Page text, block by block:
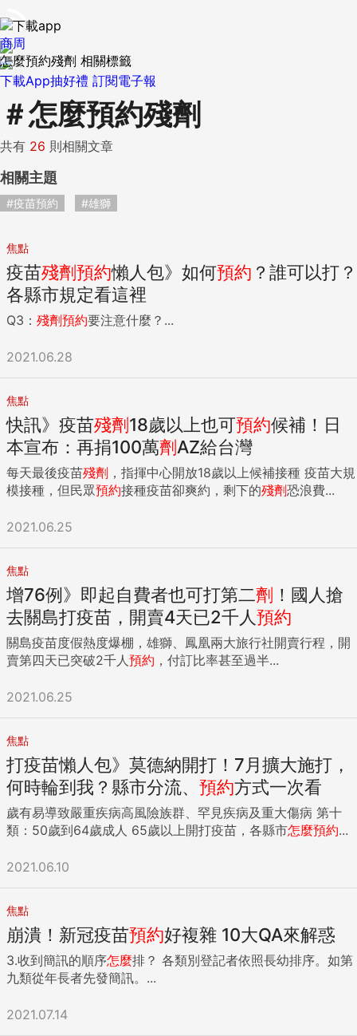
下載App抽好禮 訂閱電子報
商周
怎麼預約殘劑 相關標籤
＃怎麼預約殘劑
共有 26 則相關文章
相關主題
#疫苗預約 #雄獅
焦點
疫苗殘劑預約懶人包》如何預約 ？誰可以打？
各縣市規定看這裡
Q3： 殘劑預約要注意什麼？...
2021.06.28
焦點
快訊》疫苗殘劑18歲以上也可預約候補！日
本宣布：再捐100萬劑AZ給台灣
每天最後疫苗殘劑 ，指揮中心開放18歲以上候補接種 疫苗大規
模接種，但民眾預約接種疫苗卻爽約，剩下的殘劑恐浪費...
2021.06.25
焦點
增76例》即起自費者也可打第二劑 ！國人搶
去關島打疫苗，開賣4天已2千人預約
關島疫苗度假熱度爆棚，雄獅、鳳凰兩大旅行社開賣行程，開
賣第四天已突破2千人 預約 ，付訂比率甚至過半...
2021.06.25
焦點
打疫苗懶人包》莫德納開打！7月擴大施打，
何時輪到我？縣市分流、 預約方式一次看
歲有易導致嚴重疾病高風險族群、罕見疾病及重大傷病 第十
類：50歲到64歲成人 65歲以上開打疫苗，各縣市怎麼預約...
2021.06.10
焦點
崩潰！新冠疫苗預約好複雜 10大QA來解惑
3.收到簡訊的順序怎麼排？ 各類別登記者依照長幼排序。如第
九類從年長者先發簡訊。...
2021.07.14